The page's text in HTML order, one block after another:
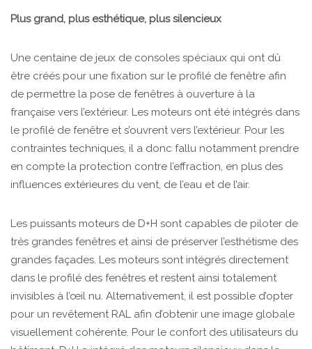
Plus grand, plus esthétique, plus silencieux
Une centaine de jeux de consoles spéciaux qui ont dû
être créés pour une fixation sur le profilé de fenêtre afin
de permettre la pose de fenêtres à ouverture à la
française vers l’extérieur. Les moteurs ont été intégrés dans
le profilé de fenêtre et s’ouvrent vers l’extérieur. Pour les
contraintes techniques, il a donc fallu notamment prendre
en compte la protection contre l’effraction, en plus des
influences extérieures du vent, de l’eau et de l’air.
Les puissants moteurs de D+H sont capables de piloter de
très grandes fenêtres et ainsi de préserver l’esthétisme des
grandes façades. Les moteurs sont intégrés directement
dans le profilé des fenêtres et restent ainsi totalement
invisibles à l’œil nu. Alternativement, il est possible d’opter
pour un revêtement RAL afin d’obtenir une image globale
visuellement cohérente. Pour le confort des utilisateurs du